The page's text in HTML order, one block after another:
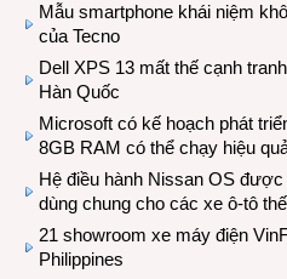
Mẫu smartphone khái niệm
của Tecno
Dell XPS 13 mất thế cạnh
Hàn Quốc
Microsoft có kế hoạch phát
8GB RAM có thể chạy hiệu
Hệ điều hành Nissan OS
dùng chung cho các xe ô-tô
21 showroom xe máy điện
Philippines